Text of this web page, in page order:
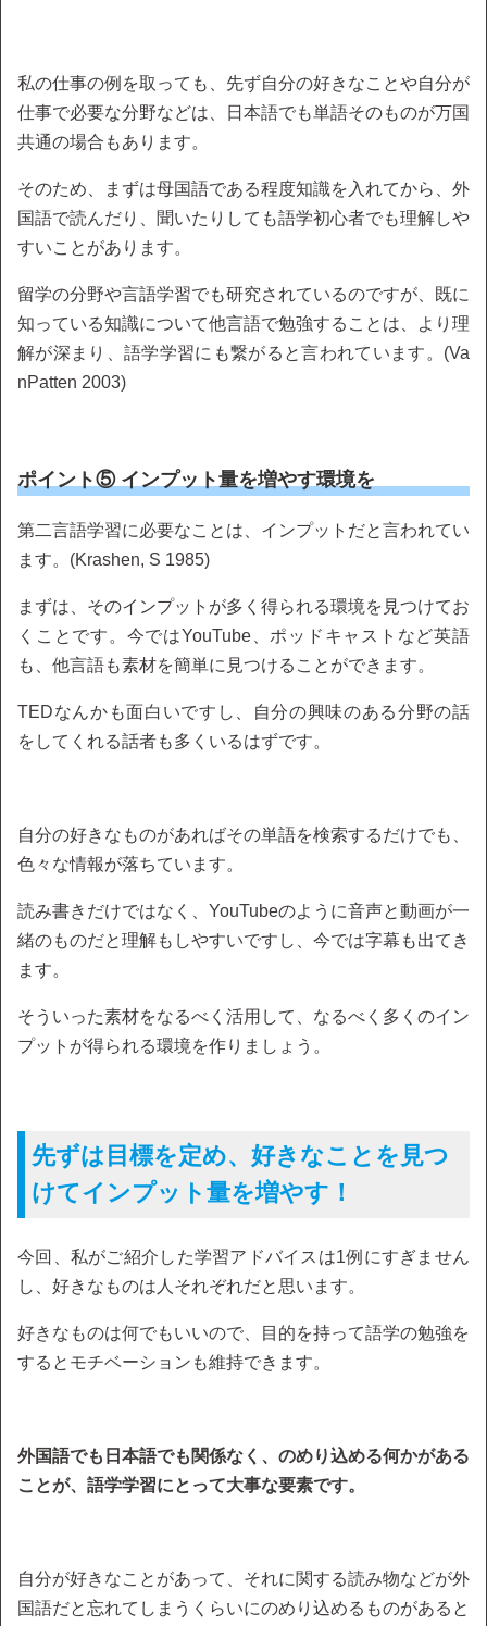
私の仕事の例を取っても、先ず自分の好きなことや自分が
仕事で必要な分野などは、日本語でも単語そのものが万国
共通の場合もあります。
そのため、まずは母国語である程度知識を入れてから、外
国語で読んだり、聞いたりしても語学初心者でも理解しや
すいことがあります。
留学の分野や言語学習でも研究されているのですが、既に
知っている知識について他言語で勉強することは、より理
解が深まり、語学学習にも繋がると言われています。(Va
nPatten 2003)
ポイント⑤ インプット量を増やす環境を
第二言語学習に必要なことは、インプットだと言われてい
ます。(Krashen, S 1985)
まずは、そのインプットが多く得られる環境を見つけてお
くことです。今ではYouTube、ポッドキャストなど英語
も、他言語も素材を簡単に見つけることができます。
TEDなんかも面白いですし、自分の興味のある分野の話
をしてくれる話者も多くいるはずです。
自分の好きなものがあればその単語を検索するだけでも、
色々な情報が落ちています。
読み書きだけではなく、YouTubeのように音声と動画が一
緒のものだと理解もしやすいですし、今では字幕も出てき
ます。
そういった素材をなるべく活用して、なるべく多くのイン
プットが得られる環境を作りましょう。
先ずは目標を定め、好きなことを見つ
けてインプット量を増やす！
今回、私がご紹介した学習アドバイスは1例にすぎません
し、好きなものは人それぞれだと思います。
好きなものは何でもいいので、目的を持って語学の勉強を
するとモチベーションも維持できます。
外国語でも日本語でも関係なく、のめり込める何かがある
ことが、語学学習にとって大事な要素です。
自分が好きなことがあって、それに関する読み物などが外
国語だと忘れてしまうくらいにのめり込めるものがあると